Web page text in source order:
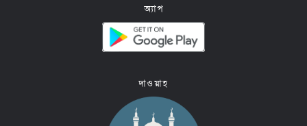
অ্যাপ
দাওয়াহ